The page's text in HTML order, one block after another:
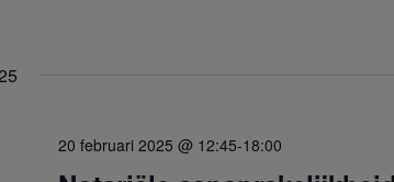
20 februari 2025 @ 12:45-18:00